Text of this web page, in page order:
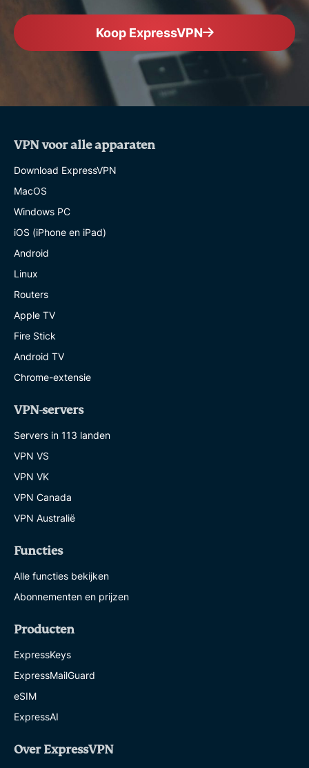
Koop ExpressVPN
VPN voor alle apparaten
Download ExpressVPN
MacOS
Windows PC
iOS (iPhone en iPad)
Android
Linux
Routers
Apple TV
Fire Stick
Android TV
Chrome-extensie
VPN-servers
Servers in 113 landen
VPN VS
VPN VK
VPN Canada
VPN Australië
Functies
Alle functies bekijken
Abonnementen en prijzen
Producten
ExpressKeys
ExpressMailGuard
eSIM
ExpressAI
Over ExpressVPN